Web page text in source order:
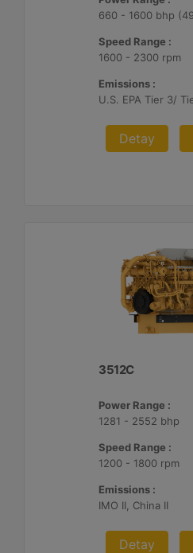
Speed Range :
1600 - 2300 rpm
Emissions :
Detay
3512C
Power Range :
1281 - 2552 bhp
Speed Range :
1200 - 1800 rpm
Emissions :
IMO II, China II
Detay